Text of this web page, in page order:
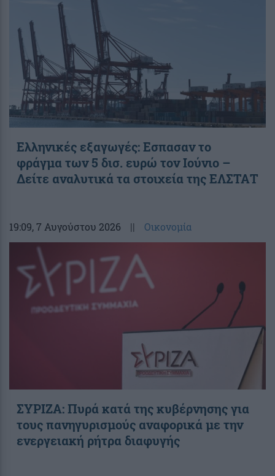
Ελληνικές εξαγωγές: Εσπασαν το
φράγμα των 5 δισ. ευρώ τον Ιούνιο –
Δείτε αναλυτικά τα στοιχεία της ΕΛΣΤΑΤ
19:09, 7 Αυγούστου 2026 || Οικονομία
ΣΥΡΙΖΑ: Πυρά κατά της κυβέρνησης για
τους πανηγυρισμούς αναφορικά με την
ενεργειακή ρήτρα διαφυγής